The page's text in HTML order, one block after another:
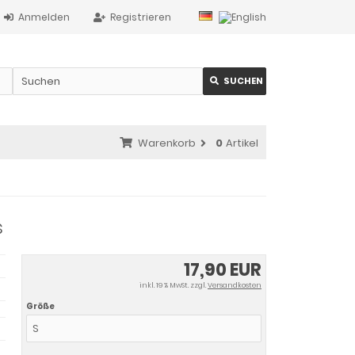
Registrieren
Anmelden
SUCHEN
Warenkorb 0 Artikel
17,90 EUR
inkl. 19 % MwSt. zzgl.Versandkosten
Größe